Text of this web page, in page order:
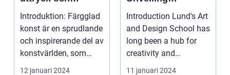
skönhet
Introduktion: Färgglad
konst är en sprudlande
och inspirerande del av
konstvärlden, som
fångar våra ...
12 januari 2024
Creativity
Introduction Lund's Art
and Design School has
long been a hub for
creativity and
innovation in the f...
11 januari 2024